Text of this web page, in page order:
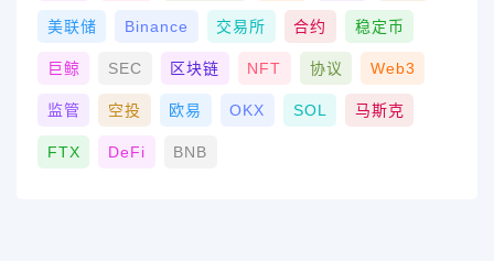
美联储 Binance 交易所 合约 稳定币
巨鲸 SEC 区块链 NFT 协议 Web3
监管 空投 欧易 OKX SOL 马斯克
FTX DeFi BNB